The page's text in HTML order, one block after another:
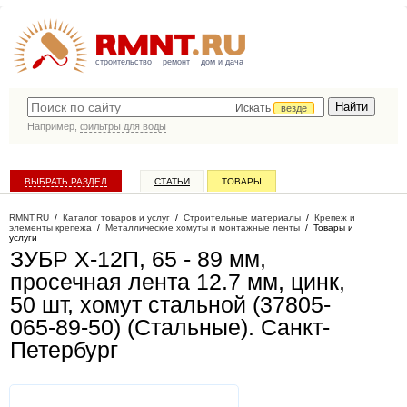
строительство ремонт дом и дача
Искать
везде
Например, фильтры для воды
ВЫБРАТЬ РАЗДЕЛ СТАТЬИ ТОВАРЫ
RMNT.RU / Каталог товаров и услуг / Строительные материалы / Крепеж и
элементы крепежа / Металлические хомуты и монтажные ленты / Товары и
услуги
ЗУБР Х-12П, 65 - 89 мм,
просечная лента 12.7 мм, цинк,
50 шт, хомут стальной (37805-
065-89-50) (Стальные). Санкт-
Петербург